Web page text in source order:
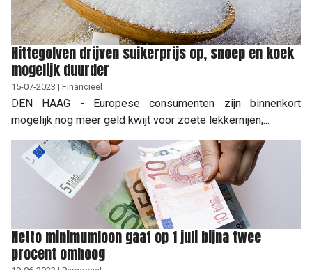
Hittegolven drijven suikerprijs op, snoep en koek
mogelijk duurder
15-07-2023 | Financieel
DEN HAAG - Europese consumenten zijn binnenkort
mogelijk nog meer geld kwijt voor zoete lekkernijen,...
Netto minimumloon gaat op 1 juli bijna twee
procent omhoog